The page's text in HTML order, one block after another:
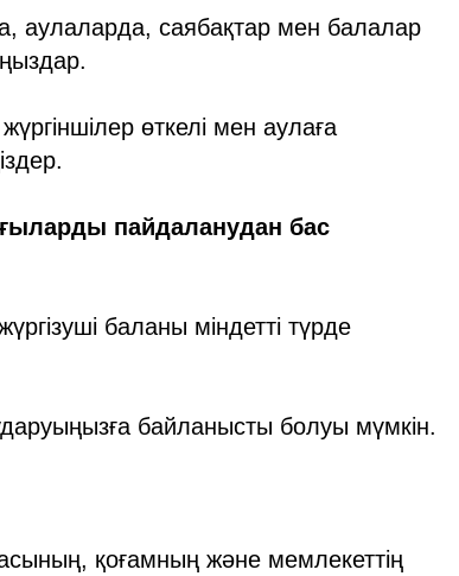
аулаларда, саябақтар мен балалар
өткелі мен аулаға
пайдаланудан бас
баланы міндетті түрде
байланысты болуы мүмкін.
қоғамның және мемлекеттің